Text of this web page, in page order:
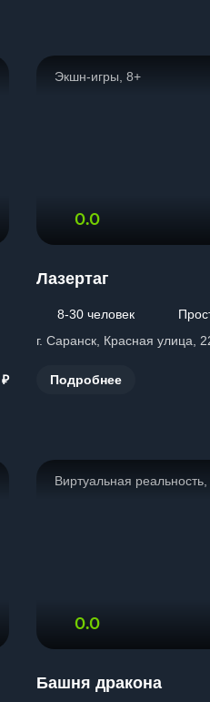
₽
Экшн-игры, 8+
0.0
Лазертаг
8-30 человек
г. Саранск, Красная улица,
Подробнее
Виртуальная
0.0
Башня дракона